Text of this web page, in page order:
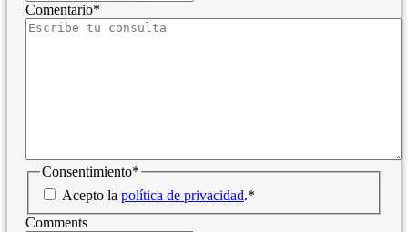
Comentario*
Consentimiento*
Acepto la política de privacidad.*
Comments